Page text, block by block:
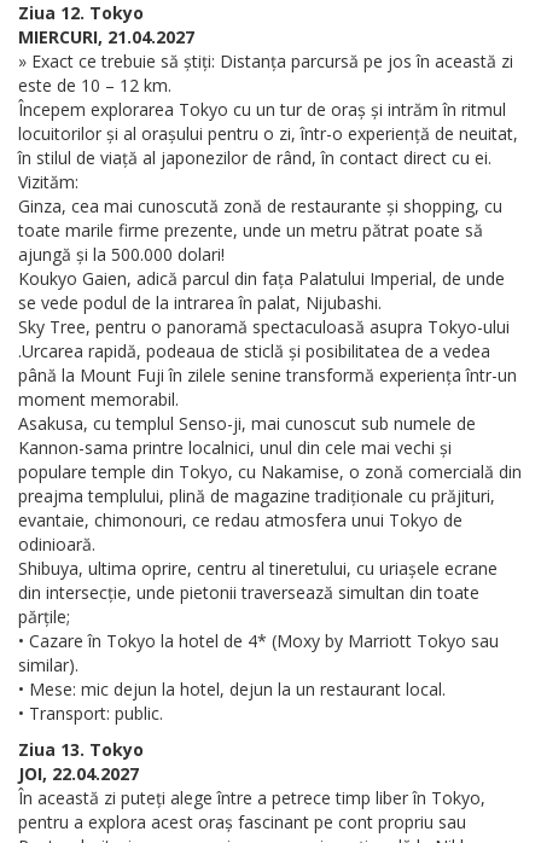
Ziua 12. Tokyo
MIERCURI, 21.04.2027
» Exact ce trebuie să știți: Distanța parcursă pe jos în această zi
este de 10 – 12 km.
Începem explorarea Tokyo cu un tur de oraș și intrăm în ritmul
locuitorilor și al orașului pentru o zi, într-o experiență de neuitat,
în stilul de viață al japonezilor de rând, în contact direct cu ei.
Vizităm:
Ginza, cea mai cunoscută zonă de restaurante și shopping, cu
toate marile firme prezente, unde un metru pătrat poate să
ajungă și la 500.000 dolari!
Koukyo Gaien, adică parcul din fața Palatului Imperial, de unde
se vede podul de la intrarea în palat, Nijubashi.
Sky Tree, pentru o panoramă spectaculoasă asupra Tokyo-ului
.Urcarea rapidă, podeaua de sticlă și posibilitatea de a vedea
până la Mount Fuji în zilele senine transformă experiența într-un
moment memorabil.
Asakusa, cu templul Senso-ji, mai cunoscut sub numele de
Kannon-sama printre localnici, unul din cele mai vechi și
populare temple din Tokyo, cu Nakamise, o zonă comercială din
preajma templului, plină de magazine tradiționale cu prăjituri,
evantaie, chimonouri, ce redau atmosfera unui Tokyo de
odinioară.
Shibuya, ultima oprire, centru al tineretului, cu uriașele ecrane
din intersecție, unde pietonii traversează simultan din toate
părțile;
• Cazare în Tokyo la hotel de 4* (Moxy by Marriott Tokyo sau
similar).
• Mese: mic dejun la hotel, dejun la un restaurant local.
• Transport: public.
Ziua 13. Tokyo
JOI, 22.04.2027
În această zi puteți alege între a petrece timp liber în Tokyo,
pentru a explora acest oraș fascinant pe cont propriu sau